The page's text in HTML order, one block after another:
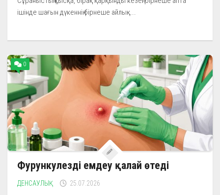
ішінде шағын дүкеннің бірнеше айлық...
0
Фурункулезді емдеу қалай өтеді
ДЕНСАУЛЫҚ 25.07.2026